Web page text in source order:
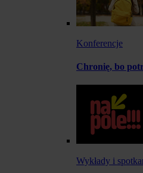
Konferencje
Chronię, bo
Wykłady i